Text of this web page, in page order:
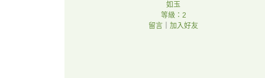
如玉
等級：2
留言
加入好友